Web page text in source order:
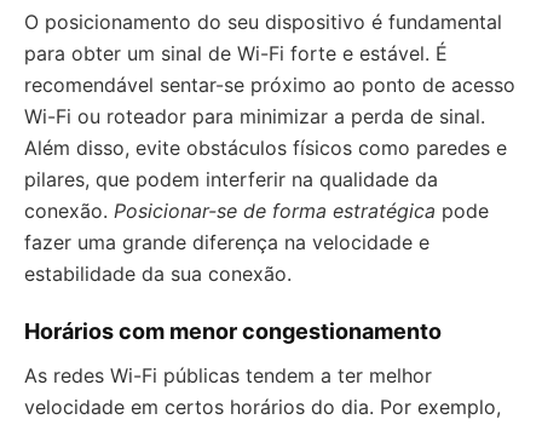
O posicionamento do seu dispositivo é fundamental
para obter um sinal de Wi-Fi forte e estável. É
recomendável sentar-se próximo ao ponto de acesso
Wi-Fi ou roteador para minimizar a perda de sinal.
Além disso, evite obstáculos físicos como paredes e
pilares, que podem interferir na qualidade da
conexão. Posicionar-se de forma estratégica pode
fazer uma grande diferença na velocidade e
estabilidade da sua conexão.
Horários com menor congestionamento
As redes Wi-Fi públicas tendem a ter melhor
velocidade em certos horários do dia. Por exemplo,